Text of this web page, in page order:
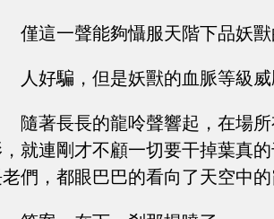
僅這一聲能夠懾服天階下品妖
人好騙，但是妖獸的血脈等級
隨著長長的龍呤聲響起，在場
就連剛才不顧一切要干掉葉真
們，都眼巴巴的看向了天空中